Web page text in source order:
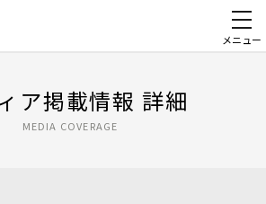
メニュー
ア掲載情報 詳細
MEDIA COVERAGE